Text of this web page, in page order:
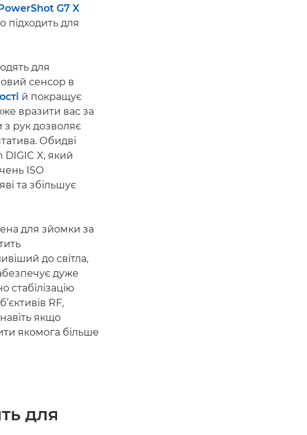
G7 X
для
для
сенсор в
й покращує
вразити вас за
з рук дозволяє
Обидві
X, який
ISO
та збільшує
для зйомки за
до світла,
дуже
стабілізацію
RF,
якщо
якомога більше
для